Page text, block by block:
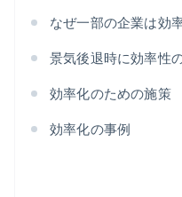
なぜ一部の企業は効
景気後退時に効率性
効率化のための施策
効率化の事例